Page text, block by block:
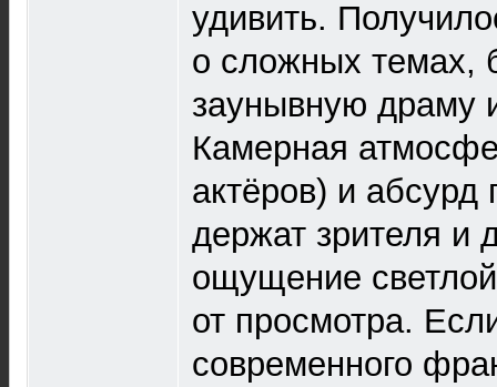
удивить.
о сложных темах,
заунывную драму
Камерная
актёров) и абсурд
держат зрителя и
ощущение
от просмотра.
современного